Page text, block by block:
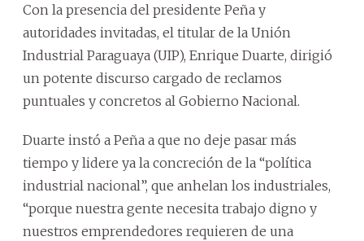
Con la presencia del presidente Peña y
autoridades invitadas, el titular de la Unión
Industrial Paraguaya (UIP), Enrique Duarte, dirigió
un potente discurso cargado de reclamos
puntuales y concretos al Gobierno Nacional.
Duarte instó a Peña a que no deje pasar más
tiempo y lidere ya la concreción de la “política
industrial nacional”, que anhelan los industriales,
“porque nuestra gente necesita trabajo digno y
nuestros emprendedores requieren de una